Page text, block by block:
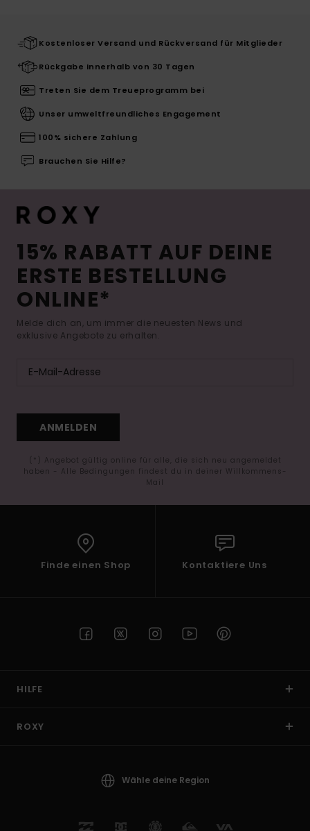
Kostenloser Versand und Rückversand für Mitglieder
Rückgabe innerhalb von 30 Tagen
Treten Sie dem Treueprogramm bei
Unser umweltfreundliches Engagement
100% sichere Zahlung
Brauchen Sie Hilfe?
15% RABATT AUF DEINE
ERSTE BESTELLUNG
ONLINE*
Melde dich an, um immer die neuesten News und
exklusive Angebote zu erhalten.
ANMELDEN
(*) Angebot gültig online für alle, die sich neu angemeldet
haben - Alle Bedingungen findest du in deiner Willkommens-
Mail
Finde einen Shop Kontaktiere Uns
HILFE
ROXY
Wähle deine Region